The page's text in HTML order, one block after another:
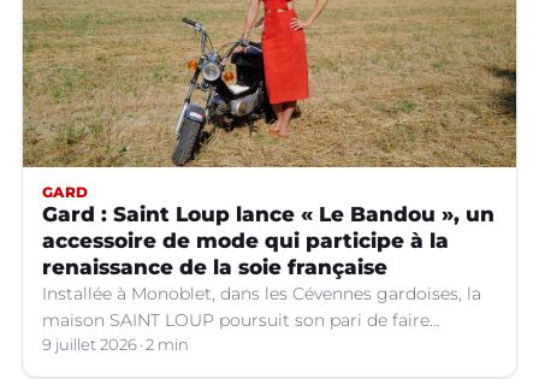
GARD
Gard : Saint Loup lance « Le Bandou », un
accessoire de mode qui participe à la
renaissance de la soie française
Installée à Monoblet, dans les Cévennes gardoises, la
maison SAINT LOUP poursuit son pari de faire
renaître la soie française.
9 juillet 2026 2 min